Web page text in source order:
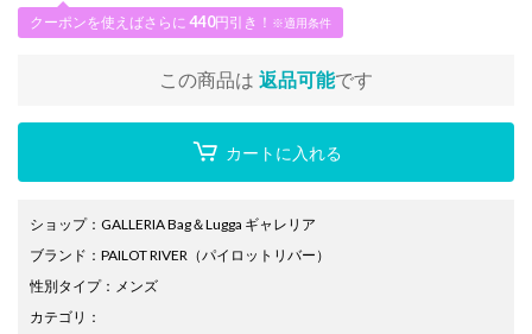
クーポンを使えばさらに 440円引き！ ※適用条件
この商品は 返品可能です
カートに入れる
ショップ： GALLERIA Bag＆Lugga ギャレリア
ブランド ： PAILOT RIVER （パイロットリバー）
性別タイプ： メンズ
カテゴリ ：